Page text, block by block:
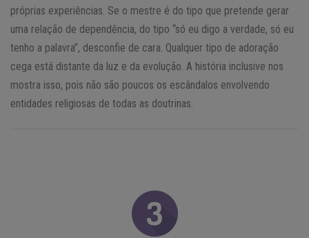
próprias experiências. Se o mestre é do tipo que pretende gerar
uma relação de dependência, do tipo “só eu digo a verdade, só eu
tenho a palavra”, desconfie de cara. Qualquer tipo de adoração
cega está distante da luz e da evolução. A história inclusive nos
mostra isso, pois não são poucos os escândalos envolvendo
entidades religiosas de todas as doutrinas.